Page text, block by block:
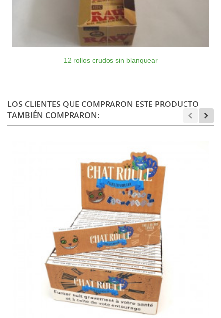
12 rollos crudos sin blanquear
LOS CLIENTES QUE COMPRARON ESTE PRODUCTO
TAMBIÉN COMPRARON: